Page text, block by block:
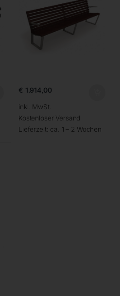
€ 1.914,00
inkl. MwSt.
Kostenloser Versand
Lieferzeit: ca. 1 – 2 Wochen